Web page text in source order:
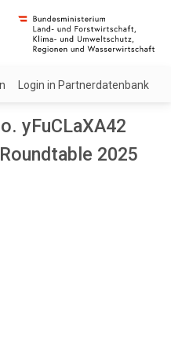
Login in Partnerdatenbank
yFuCLaXA42
2025